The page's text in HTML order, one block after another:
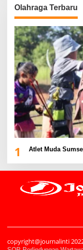
Olahraga Terbaru
1 Atlet Muda
copyright@journalinti